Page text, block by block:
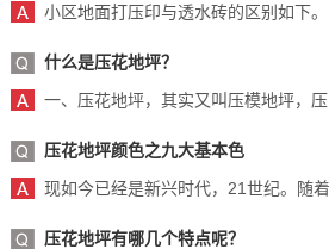
小区地面打压印与透水砖的区别如下。
什么是压花地坪？
一、压花地坪，其实又叫压模地坪，压
压花地坪颜色之九大基本色
现如今已经是新兴时代，21世纪。随着
压花地坪有哪几个特点呢？